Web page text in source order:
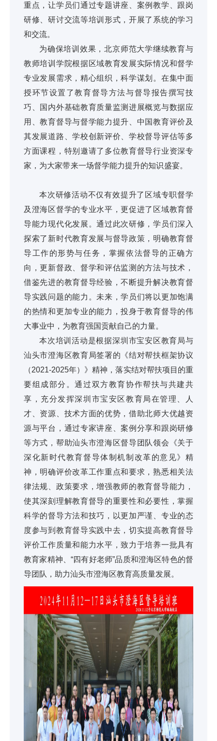
重点，让学员们通过专题讲座、案例教学、跟岗
研修、研讨交流等培训形式，开展了系统的学习
和交流。
为确保培训效果，北京师范大学继续教育与
教师培训学院根据区域教育发展实际情况和督学
专业发展需求，精心组织，科学谋划。在集中面
授环节设置了教育督导方法与督导报告撰写技
巧、国内外基础教育质量监测进展概览与数据应
用、教育督导与督学能力提升、中国教育评价及
其发展道路、学校创新评价、学校督导评估等多
方面课程，特别邀请了多位教育督导行业资深专
家，为大家带来一场督学能力提升的知识盛宴。
本次研修活动不仅有效提升了区域专职督学
及澄海区督学的专业水平，更促进了区域教育督
导能力现代化发展。通过此次研修，学员们深入
探索了新时代教育发展与督导政策，明确教育督
导工作的形势与任务，掌握依法督导的正确方
向，更新督政、督学和评估监测的方法与技术，
借鉴先进的教育督导经验，不断提升解决教育督
导实践问题的能力。未来，学员们将以更加饱满
的热情和更加专业的能力，投身于教育督导的伟
大事业中，为教育强国贡献自己的力量。
本次培训活动是根据深圳市宝安区教育局与
汕头市澄海区教育局签署的《结对帮扶框架协议
（2021-2025年）》精神，落实结对帮扶项目的重
要组成部分。通过双方教育协作帮扶与共建共
享，充分发挥深圳市宝安区教育局在管理、人
才、资源、技术方面的优势，借助北师大优越资
源与平台，通过专家讲座、案例分享和跟岗研修
等方式，帮助汕头市澄海区督导团队领会《关于
深化新时代教育督导体制机制改革的意见》精
神，明确评价改革工作重点和要求，熟悉相关法
律法规、政策要求，增强教师的教育督导能力，
使其深刻理解教育督导的重要性和必要性，掌握
科学的督导方法和技巧，以更加严谨、专业的态
度参与到教育督导实践中去，切实提高教育督导
评价工作质量和能力水平，致力于培养一批具有
教育家精神、“四有好老师”品质和澄海区特色的督
导团队，助力汕头市澄海区教育高质量发展。